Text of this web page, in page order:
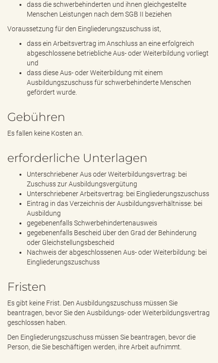
dass die schwerbehinderten und ihnen gleichgestellte
Menschen Leistungen nach dem SGB II beziehen
Voraussetzung für den Eingliederungszuschuss ist,
dass ein Arbeitsvertrag im Anschluss an eine erfolgreich
abgeschlossene betriebliche Aus- oder Weiterbildung vorliegt
und
dass diese Aus- oder Weiterbildung mit einem
Ausbildungszuschuss für schwerbehinderte Menschen
gefördert wurde.
Gebühren
Es fallen keine Kosten an.
erforderliche Unterlagen
Unterschriebener Aus oder Weiterbildungsvertrag: bei
Zuschuss zur Ausbildungsvergütung
Unterschriebener Arbeitsvertrag: bei Eingliederungszuschuss
Eintrag in das Verzeichnis der Ausbildungsverhältnisse: bei
Ausbildung
gegebenenfalls Schwerbehindertenausweis
gegebenenfalls Bescheid über den Grad der Behinderung
oder Gleichstellungsbescheid
Nachweis der abgeschlossenen Aus- oder Weiterbildung: bei
Eingliederungszuschuss
Fristen
Es gibt keine Frist. Den Ausbildungszuschuss müssen Sie
beantragen, bevor Sie den Ausbildungs- oder Weiterbildungsvertrag
geschlossen haben.
Den Eingliederungszuschuss müssen Sie beantragen, bevor die
Person, die Sie beschäftigen werden, ihre Arbeit aufnimmt.